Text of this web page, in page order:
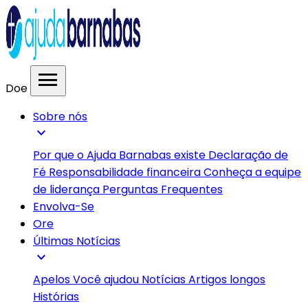
Doe menu
Sobre nós
expand_more
Por que o Ajuda Barnabas existe Declaração de
Fé Responsabilidade financeiraConheça a equipe
de liderança Perguntas Frequentes
Envolva-Se
Ore
Últimas Notícias
expand_more
ApelosVocê ajudou NotíciasArtigos longos
Histórias